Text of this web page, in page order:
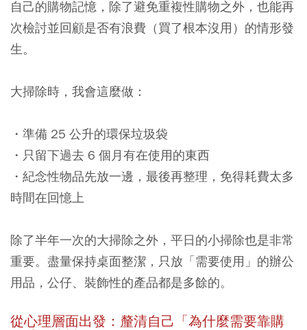
自己的購物記憶，除了避免重複性購物之外，也能再
次檢討並回顧是否有浪費（買了根本沒用）的情形發
生。
大掃除時，我會這麼做：
・準備 25 公升的環保垃圾袋
・只留下過去 6 個月有在使用的東西
・紀念性物品先放一邊，最後再整理，免得耗費太多
時間在回憶上
除了半年一次的大掃除之外，平日的小掃除也是非常
重要。盡量保持桌面整潔，只放「需要使用」的辦公
用品，公仔、裝飾性的產品都是多餘的。
從心理層面出發：釐清自己「為什麼需要靠購